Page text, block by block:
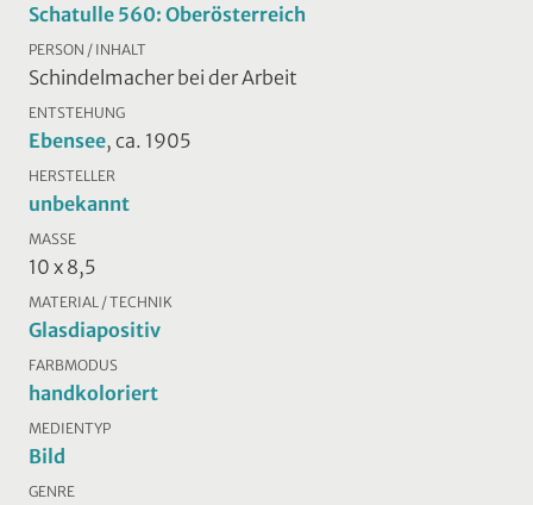
Schatulle 560: Oberösterreich
PERSON / INHALT
Schindelmacher bei der Arbeit
ENTSTEHUNG
Ebensee, ca. 1905
HERSTELLER
unbekannt
MASSE
10 x 8,5
MATERIAL / TECHNIK
Glasdiapositiv
FARBMODUS
handkoloriert
MEDIENTYP
Bild
GENRE